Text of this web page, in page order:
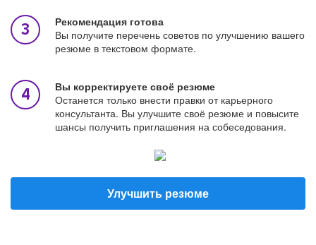
Рекомендация готова
Вы получите перечень советов по улучшению вашего
резюме в текстовом формате.
Вы корректируете своё резюме
Останется только внести правки от карьерного
консультанта. Вы улучшите своё резюме и повысите
шансы получить приглашения на собеседования.
Улучшить резюме